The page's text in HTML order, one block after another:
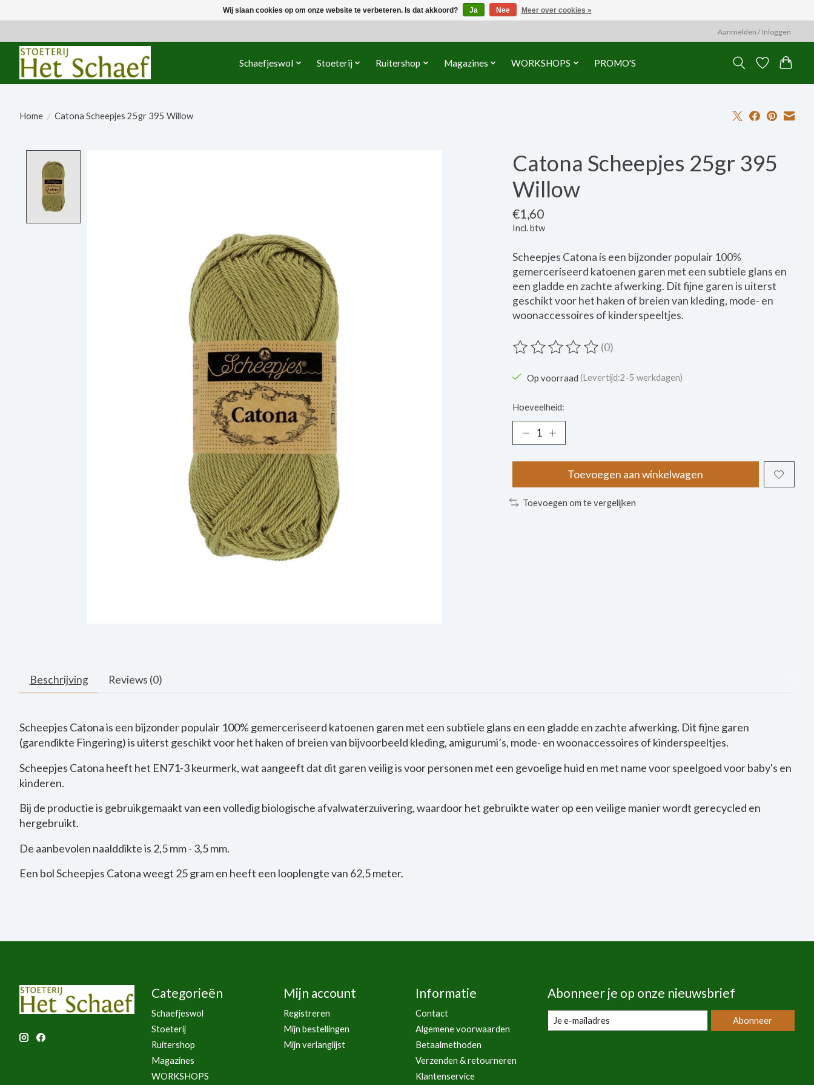
Aanmelden / Inloggen
Schaefjeswol Stoeterij Ruitershop Magazines WORKSHOPS PROMO'S
Home / Catona Scheepjes 25gr 395 Willow
Catona Scheepjes 25gr 395
Willow
€1,60
Incl. btw
Scheepjes Catona is een bijzonder populair 100%
gemerceriseerd katoenen garen met een subtiele glans en
een gladde en zachte afwerking. Dit fijne garen is uiterst
geschikt voor het haken of breien van kleding, mode- en
woonaccessoires of kinderspeeltjes.
De beoordeling van dit product is
(0)
Op voorraad (Levertijd:2-5 werkdagen)
Hoeveelheid:
Toevoegen aan winkelwagen
Toevoegen om te vergelijken
Beschrijving Reviews (0)
Scheepjes Catona is een bijzonder populair 100% gemerceriseerd katoenen garen met een subtiele glans en een gladde en zachte afwerking. Dit fijne garen
(garendikte Fingering) is uiterst geschikt voor het haken of breien van bijvoorbeeld kleding, amigurumi’s, mode- en woonaccessoires of kinderspeeltjes.
Scheepjes Catona heeft het EN71-3 keurmerk, wat aangeeft dat dit garen veilig is voor personen met een gevoelige huid en met name voor speelgoed voor baby's en
kinderen.
Bij de productie is gebruikgemaakt van een volledig biologische afvalwaterzuivering, waardoor het gebruikte water op een veilige manier wordt gerecycled en
hergebruikt.
De aanbevolen naalddikte is 2,5 mm - 3,5 mm.
Een bol Scheepjes Catona weegt 25 gram en heeft een looplengte van 62,5 meter.
Categorieën
Schaefjeswol
Stoeterij
Ruitershop
Magazines
WORKSHOPS
Mijn account
Registreren
Mijn bestellingen
Mijn verlanglijst
Informatie
Contact
Algemene voorwaarden
Betaalmethoden
Verzenden & retourneren
Klantenservice
Abonneer je op onze nieuwsbrief
Abonneer
Wij slaan cookies op om onze website te verbeteren. Is dat akkoord? Ja Nee Meer over cookies »